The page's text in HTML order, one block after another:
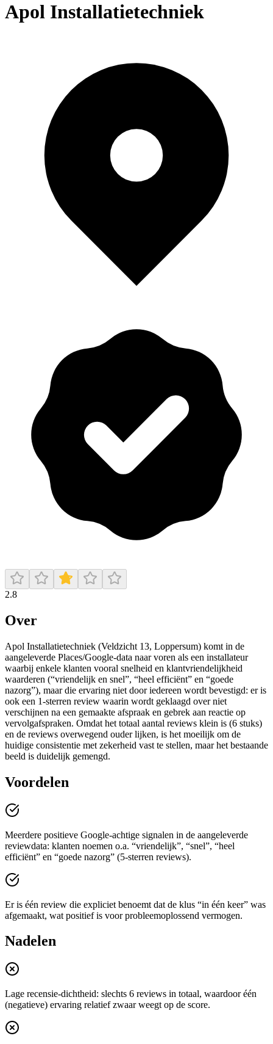
Apol Installatietechniek
2.8
Over
Apol Installatietechniek (Veldzicht 13, Loppersum) komt in de
aangeleverde Places/Google-data naar voren als een installateur
waarbij enkele klanten vooral snelheid en klantvriendelijkheid
waarderen (“vriendelijk en snel”, “heel efficiënt” en “goede
nazorg”), maar die ervaring niet door iedereen wordt bevestigd: er is
ook een 1-sterren review waarin wordt geklaagd over niet
verschijnen na een gemaakte afspraak en gebrek aan reactie op
vervolgafspraken. Omdat het totaal aantal reviews klein is (6 stuks)
en de reviews overwegend ouder lijken, is het moeilijk om de
huidige consistentie met zekerheid vast te stellen, maar het bestaande
beeld is duidelijk gemengd.
Voordelen
Meerdere positieve Google-achtige signalen in de aangeleverde
reviewdata: klanten noemen o.a. “vriendelijk”, “snel”, “heel
efficiënt” en “goede nazorg” (5-sterren reviews).
Er is één review die expliciet benoemt dat de klus “in één keer” was
afgemaakt, wat positief is voor probleemoplossend vermogen.
Nadelen
Lage recensie-dichtheid: slechts 6 reviews in totaal, waardoor één
(negatieve) ervaring relatief zwaar weegt op de score.